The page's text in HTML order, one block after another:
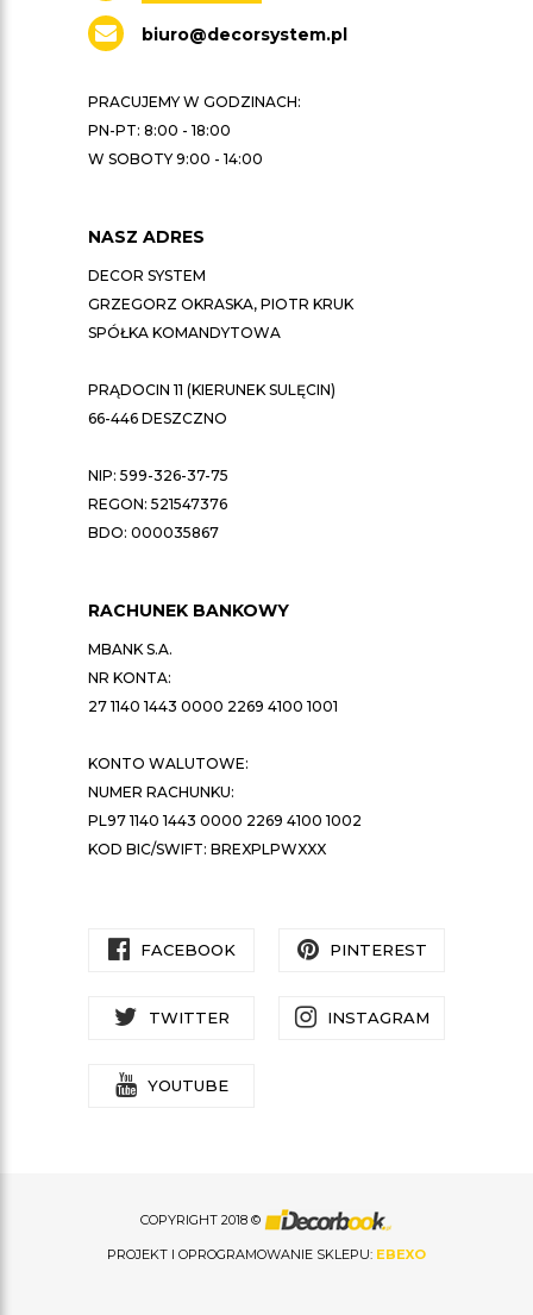
biuro@decorsystem.pl
PRACUJEMY W GODZINACH:
PN-PT: 8:00 - 18:00
W SOBOTY 9:00 - 14:00
NASZ ADRES
DECOR SYSTEM
GRZEGORZ OKRASKA, PIOTR KRUK
SPÓŁKA KOMANDYTOWA
PRĄDOCIN 11 (KIERUNEK SULĘCIN)
66-446 DESZCZNO
NIP: 599-326-37-75
REGON: 521547376
BDO: 000035867
RACHUNEK BANKOWY
MBANK S.A.
NR KONTA:
27 1140 1443 0000 2269 4100 1001
KONTO WALUTOWE:
NUMER RACHUNKU:
PL97 1140 1443 0000 2269 4100 1002
KOD BIC/SWIFT: BREXPLPWXXX
FACEBOOK PINTEREST
TWITTER INSTAGRAM
YOUTUBE
COPYRIGHT 2018 ©
PROJEKT I OPROGRAMOWANIE SKLEPU: EBEXO